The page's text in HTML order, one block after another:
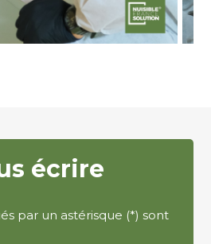
écrire
par un astérisque (*) sont